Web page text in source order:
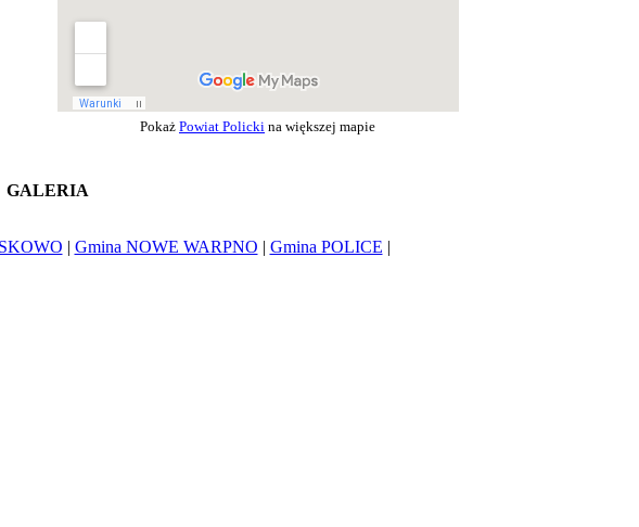
Pokaż Powiat Policki na większej mapie
GALERIA
| Gmina NOWE WARPNO | Gmina POLICE |